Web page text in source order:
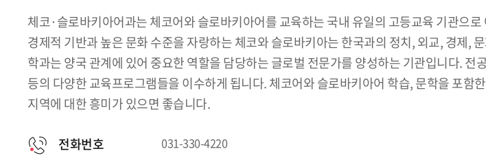
체코·슬로바키아어과는 체코어와 슬로바키아어를 교육하는 국내 유일의 고등교육 기관으
경제적 기반과 높은 문화 수준을 자랑하는 체코와 슬로바키아는 한국과의 정치, 외교, 경제,
학과는 양국 관계에 있어 중요한 역할을 담당하는 글로벌 전문가를 양성하는 기관입니다.
등의 다양한 교육프로그램들을 이수하게 됩니다. 체코어와 슬로바키아어 학습, 문학을 포
지역에 대한 흥미가 있으면 좋습니다.
전화번호 031-330-4220